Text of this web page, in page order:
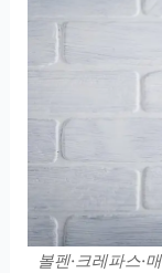
볼펜·크레파스·